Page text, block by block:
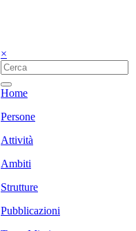
×
Home
Persone
Attività
Ambiti
Strutture
Pubblicazioni